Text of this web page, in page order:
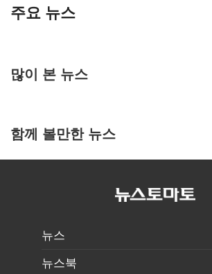
주요 뉴스
많이 본 뉴스
함께 볼만한 뉴스
뉴스
뉴스북